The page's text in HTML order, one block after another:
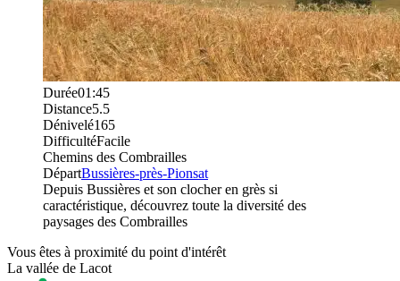
Durée01:45
Distance5.5
Dénivelé165
DifficultéFacile
Chemins des Combrailles
DépartBussières-près-Pionsat
Depuis Bussières et son clocher en grès si
caractéristique, découvrez toute la diversité des
paysages des Combrailles
Vous êtes à proximité du point d'intérêt
La vallée de Lacot